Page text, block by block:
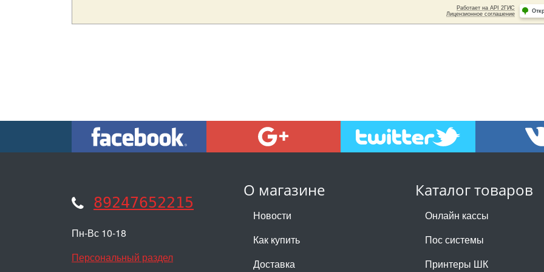
О магазине
Новости
Как купить
Доставка
Каталог товаров
Онлайн кассы
Пос системы
Принтеры ШК
89247652215
Пн-Вс 10-18
Персональный раздел